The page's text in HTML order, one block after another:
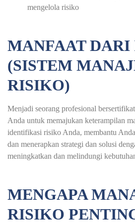
mengelola risiko
MANFAAT DARI
(SISTEM
RISIKO)
Menjadi seorang profesional
Anda untuk memajukan keterampilan
identifikasi risiko Anda, membantu
dan menerapkan strategi dan solusi
meningkatkan dan melindungi
MENGAPA
RISIKO